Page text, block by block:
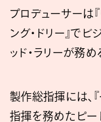
プロデューサーは『
ング・ドリー』で
ッド・ラリーが務め
製作総指揮には、
指揮を務めたピート